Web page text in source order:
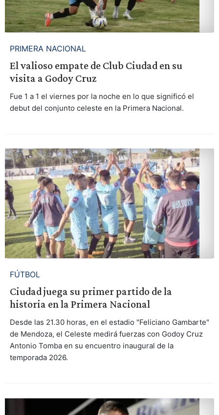
PRIMERA NACIONAL
El valioso empate de Club Ciudad en su
visita a Godoy Cruz
Fue 1 a 1 el viernes por la noche en lo que significó el
debut del conjunto celeste en la Primera Nacional.
FÚTBOL
Ciudad juega su primer partido de la
historia en la Primera Nacional
Desde las 21.30 horas, en el estadio "Feliciano Gambarte"
de Mendoza, el Celeste medirá fuerzas con Godoy Cruz
Antonio Tomba en su encuentro inaugural de la
temporada 2026.